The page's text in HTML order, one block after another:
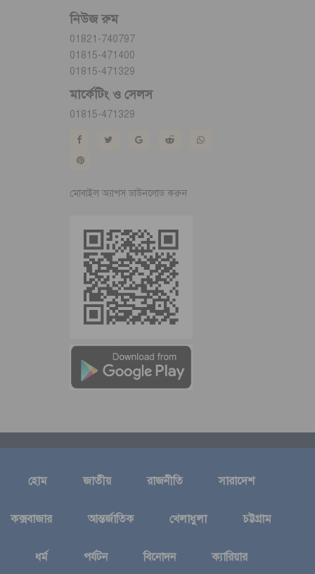
নিউজ রুম
01821-740797
01815-471400
01815-471329
মার্কেটিং ও সেলস
01815-471329
মোবাইল অ্যাপস ডাউনলোড করুন
হোম জাতীয় রাজনীতি সারাদেশ
কক্সবাজার আন্তর্জাতিক খেলাধুলা চট্টগ্রাম
ধর্ম পর্যটন বিনোদন ক্যারিয়ার